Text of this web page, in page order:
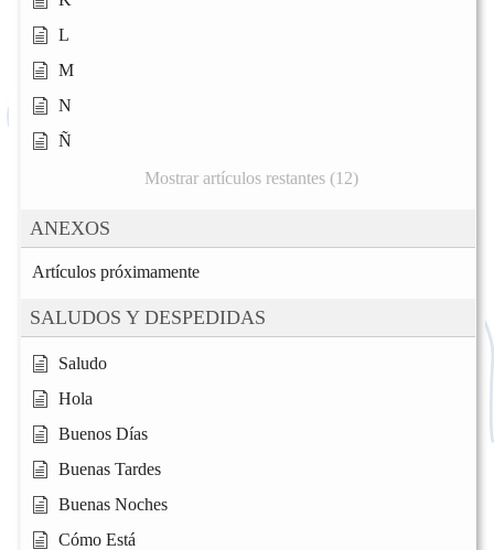
L
M
N
Ñ
Mostrar artículos restantes (12)
ANEXOS
Artículos próximamente
SALUDOS Y DESPEDIDAS
Saludo
Hola
Buenos Días
Buenas Tardes
Buenas Noches
Cómo Está